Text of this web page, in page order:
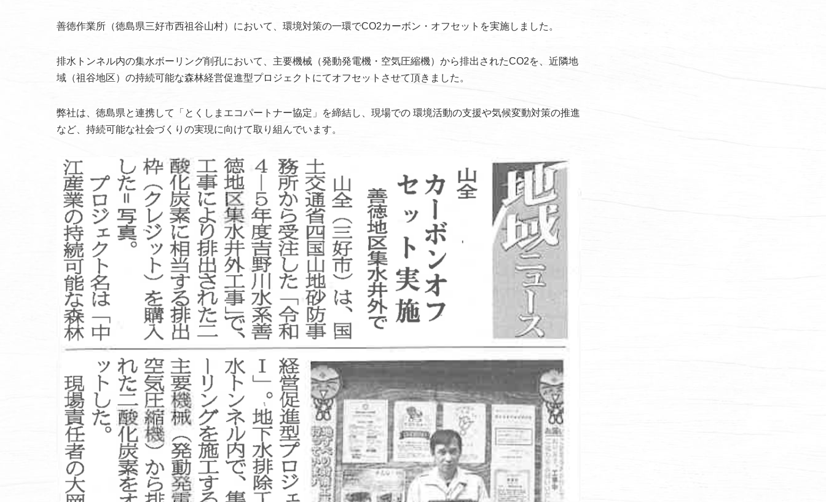
善徳作業所（徳島県三好市西祖谷山村）において、環境対策の一環でCO2カーボン・オフセットを実施しました。
排水トンネル内の集水ボーリング削孔において、主要機械（発動発電機・空気圧縮機）から排出されたCO2を、近隣地
域（祖谷地区）の持続可能な森林経営促進型プロジェクトにてオフセットさせて頂きました。
弊社は、徳島県と連携して「とくしまエコパートナー協定」を締結し、現場での 環境活動の支援や気候変動対策の推進
など、持続可能な社会づくりの実現に向けて取り組んでいます。